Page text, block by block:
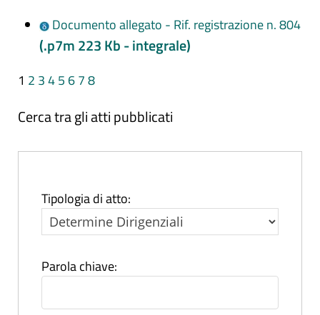
Documento allegato - Rif. registrazione n. 804
(.p7m 223 Kb - integrale)
1 2 345 678
Cerca tra gli atti pubblicati
Tipologia di atto:
Parola chiave: